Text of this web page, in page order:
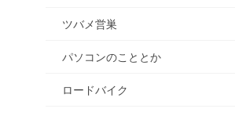
ツバメ営巣
パソコンのこととか
ロードバイク